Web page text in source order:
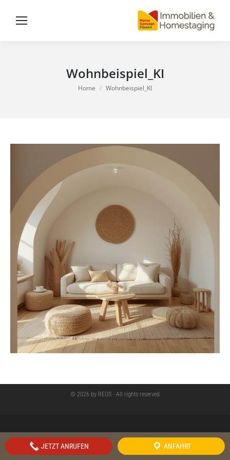
Wohnbeispiel_KI
You are here:
Home Wohnbeispiel_KI
© 2026 by REOS - All rights reserved
JETZT ANRUFEN ANFAHRT